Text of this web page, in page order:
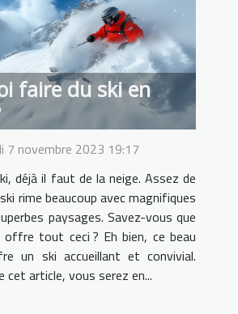
faire du ski en
7 novembre 2023 19:17
déjà il faut de la neige. Assez de
rime beaucoup avec magnifiques
paysages. Savez-vous que
offre tout ceci ? Eh bien, ce beau
un ski accueillant et convivial.
cet article, vous serez en...